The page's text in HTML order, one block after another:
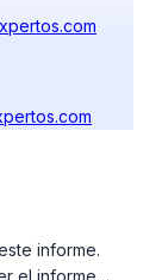
informe.
el informe